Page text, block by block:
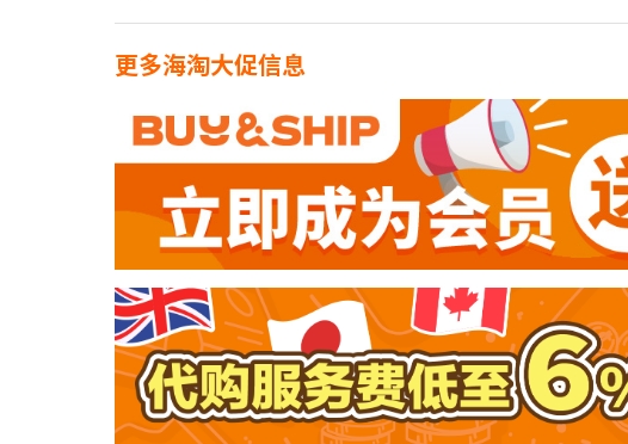
更多海淘大促信息